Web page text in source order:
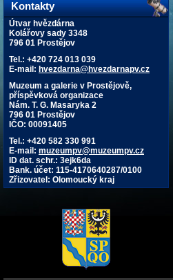
Kontakty
Útvar hvězdárna
Kolářovy sady 3348
796 01 Prostějov
Tel.: +420 724 013 039
E-mail: hvezdarna@hvezdarnapv.cz
Muzeum a galerie v Prostějově,
příspěvková organizace
Nám. T. G. Masaryka 2
796 01 Prostějov
IČO: 00091405
Tel.: +420 582 330 991
E-mail: muzeumpv@muzeumpv.cz
ID dat. schr.: 3ejk6da
Bank. účet: 115-4170640287/0100
Zřizovatel: Olomoucký kraj